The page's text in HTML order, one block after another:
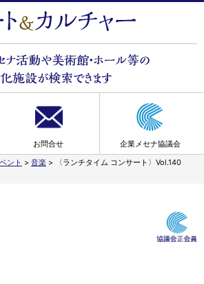
お問合せ
企業メセナ協議会
ント > 音楽 >
〈ランチタイム コンサート〉Vol.140